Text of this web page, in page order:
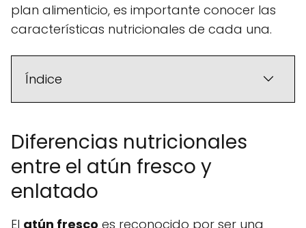
plan alimenticio, es importante conocer las
características nutricionales de cada una.
Índice
Diferencias nutricionales
entre el atún fresco y
enlatado
El atún fresco es reconocido por ser una